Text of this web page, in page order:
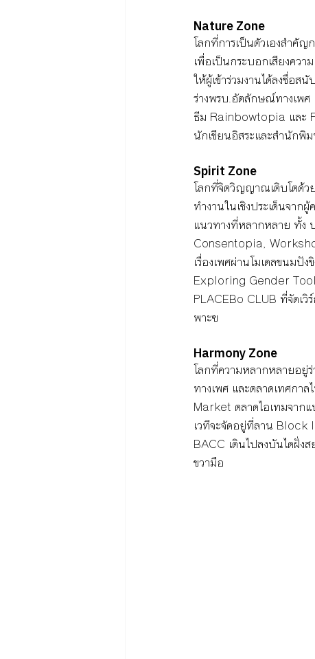
Nature Zone
โลกที่การเป็นตัวเองสำคัญ
เพื่อเป็นกระบอกเสียงคว
ให้ผู้เข้าร่วมงานได้ลงชื่อส
ร่างพรบ.อัตลักษณ์ทางเพ
ธีม Rainbowtopia และ
นักเขียนอิสระและสำนักพิ
Spirit Zone
โลกที่จิตวิญญาณเติบโตด้วย
ทำงานในเชิงประเด็นจาก
แนวทางที่หลากหลาย ทั้ง
Consentopia,
เรื่องเพศผ่านโมเดลขนมปั
Exploring Gender
PLACEBo CLUB ที่จัดเวิ
พาะฃ
Harmony Zone
โลกที่ความหลากหลายอยู่
ทางเพศ และตลาดเทศก
Market ตลาดไอเทมจา
เวทีจะจัดอยู่ที่ลาน Block
BACC เดินไปลงบันไดฝั่ง
ขวามือ